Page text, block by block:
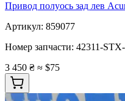
Привод полуось зад лев
Артикул: 859077
Номер запчасти: 42311-
3 450 ₴ ≈ $75